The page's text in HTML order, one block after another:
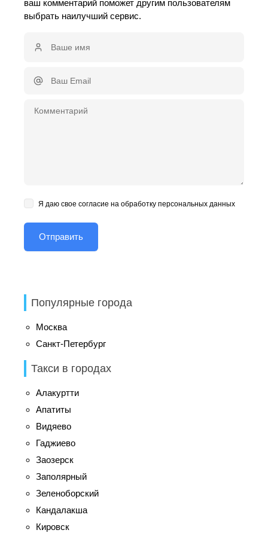
ваш комментарий поможет другим пользователям
выбрать наилучший сервис.
Я даю свое согласие на обработку персональных данных
Популярные города
Москва
Санкт-Петербург
Такси в городах
Алакуртти
Апатиты
Видяево
Гаджиево
Заозерск
Заполярный
Зеленоборский
Кандалакша
Кировск